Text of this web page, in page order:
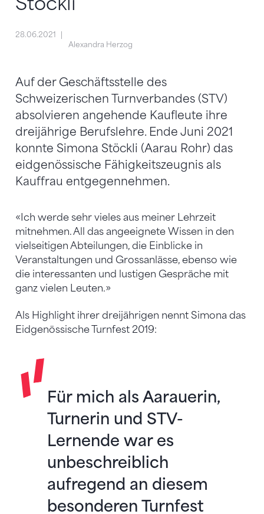
28.06.2021
Alexandra Herzog
Auf der Geschäftsstelle des
Schweizerischen Turnverbandes (STV)
absolvieren angehende Kaufleute ihre
dreijährige Berufslehre. Ende Juni 2021
konnte Simona Stöckli (Aarau Rohr) das
eidgenössische Fähigkeitszeugnis als
Kauffrau entgegennehmen.
«Ich werde sehr vieles aus meiner Lehrzeit
mitnehmen. All das angeeignete Wissen in den
vielseitigen Abteilungen, die Einblicke in
Veranstaltungen und Grossanlässe, ebenso wie
die interessanten und lustigen Gespräche mit
ganz vielen Leuten.»
Als Highlight ihrer dreijährigen nennt Simona das
Eidgenössische Turnfest 2019:
Für mich als Aarauerin,
Turnerin und STV-
Lernende war es
unbeschreiblich
aufregend an diesem
besonderen Turnfest